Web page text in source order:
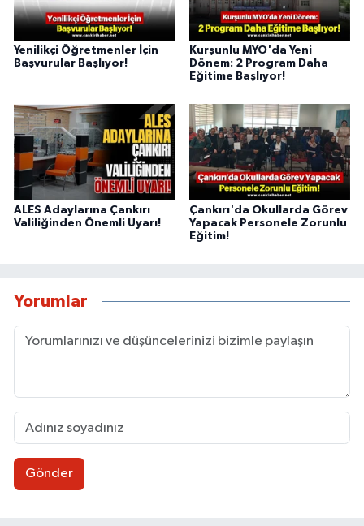
Yenilikçi Öğretmenler İçin
Başvurular Başlıyor!
Kurşunlu MYO'da Yeni
Dönem: 2 Program Daha
Eğitime Başlıyor!
ALES Adaylarına Çankırı
Valiliğinden Önemli Uyarı!
Çankırı'da Okullarda Görev
Yapacak Personele Zorunlu
Eğitim!
Yorumlar
Gönder